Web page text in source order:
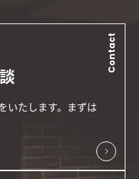
いたします。まずは
Contact